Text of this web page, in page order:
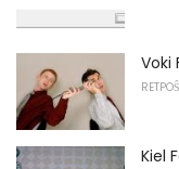
Voki
Kiel